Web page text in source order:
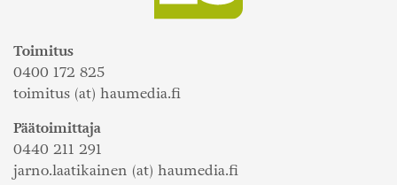
Toimitus
0400 172 825
toimitus (at) haumedia.fi
Päätoimittaja
0440 211 291
jarno.laatikainen (at) haumedia.fi